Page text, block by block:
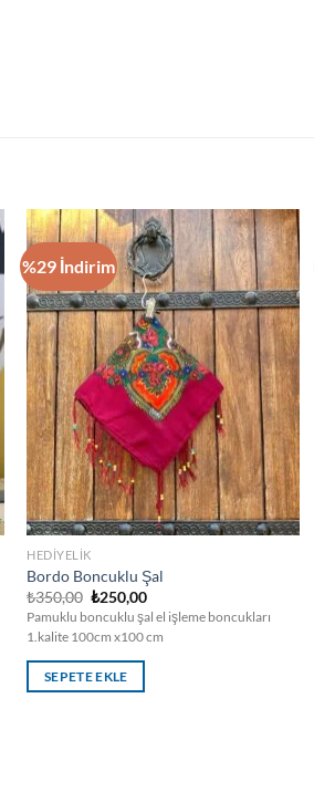
%29 İndirim
HEDIYELIK
Bordo Boncuklu Şal
₺350,00 Orijinal
fiyat:
₺350,00.
₺250,00Şu
andaki
fiyat:
₺250,00.
Pamuklu boncuklu şal el işleme boncukları
1.kalite 100cm x100 cm
SEPETE EKLE